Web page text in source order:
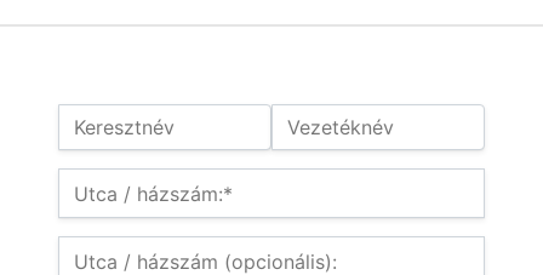
Név:Keresztnév Vezetéknév
Számlázási cím
Utca / házszám:*
Utca / házszám (opcionális):